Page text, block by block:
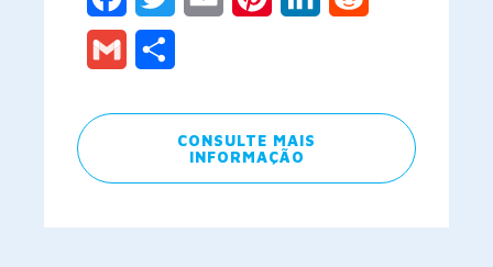
Gmail
CONSULTE MAIS
INFORMAÇÃO